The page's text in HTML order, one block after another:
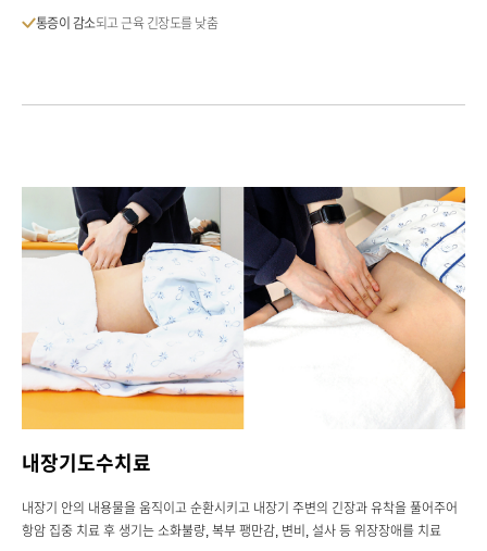
통증이 감소되고 근육 긴장도를 낮춤
내장기도수치료
내장기 안의 내용물을 움직이고 순환시키고 내장기 주변의 긴장과 유착을 풀어주어
항암 집중 치료 후 생기는 소화불량, 복부 팽만감, 변비, 설사 등 위장장애를 치료